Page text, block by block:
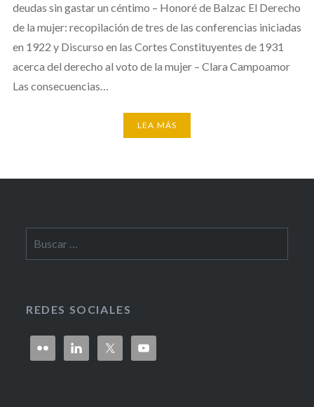
deudas sin gastar un céntimo – Honoré de Balzac El Derecho
de la mujer: recopilación de tres de las conferencias iniciadas
en 1922 y Discurso en las Cortes Constituyentes de 1931
acerca del derecho al voto de la mujer – Clara Campoamor
Las consecuencias…
LEA MÁS
REDES SOCIALES